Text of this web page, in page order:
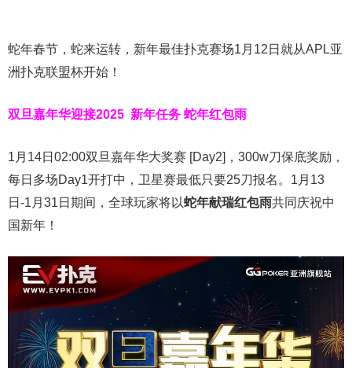
蛇年春节，蛇来运转，新年最佳扑克赛场1月12日就从APL亚
洲扑克联盟杯开始！
双旦嘉年华迎接2025 新年任务 蛇年红包雨
1月14日02:00双旦嘉年华大奖赛 [Day2]，300w刀保底奖励，
每日多场Day1开打中，卫星赛最低只要25刀报名。1月13
日-1月31日期间，全球玩家将以蛇年献瑞红包雨共同庆祝中
国新年！